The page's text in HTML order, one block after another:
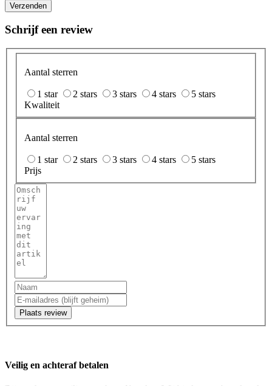
Verzenden
Schrijf een review
Aantal sterren
1 star 2 stars 3 stars 4 stars
5 stars
Kwaliteit
Aantal sterren
1 star 2 stars 3 stars 4 stars
5 stars
Prijs
Plaats review
Veilig en achteraf betalen